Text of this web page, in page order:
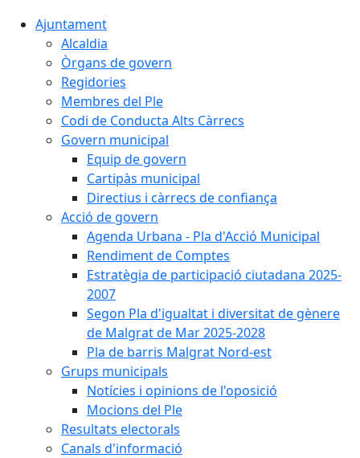
Ajuntament
Alcaldia
Òrgans de govern
Regidories
Membres del Ple
Codi de Conducta Alts Càrrecs
Govern municipal
Equip de govern
Cartipàs municipal
Directius i càrrecs de confiança
Acció de govern
Agenda Urbana - Pla d'Acció Municipal
Rendiment de Comptes
Estratègia de participació ciutadana 2025-
2007
Segon Pla d'igualtat i diversitat de gènere
de Malgrat de Mar 2025-2028
Pla de barris Malgrat Nord-est
Grups municipals
Notícies i opinions de l'oposició
Mocions del Ple
Resultats electorals
Canals d'informació